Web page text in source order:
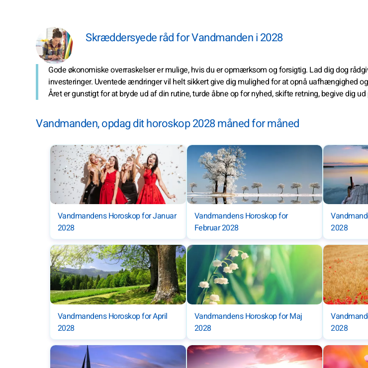
Skræddersyede råd for Vandmanden i 2028
Gode økonomiske overraskelser er mulige, hvis du er opmærksom og forsigtig. Lad dig dog
investeringer. Uventede ændringer vil helt sikkert give dig mulighed for at opnå uafhængighed
Året er gunstigt for at bryde ud af din rutine, turde åbne op for nyhed, skifte retning, begive dig
Vandmanden, opdag dit horoskop 2028 måned for måned
Vandmandens Horoskop for Januar
2028
Vandmandens Horoskop for
Februar 2028
2028
Vandmandens Horoskop for April
2028
Vandmandens Horoskop for Maj
2028
2028